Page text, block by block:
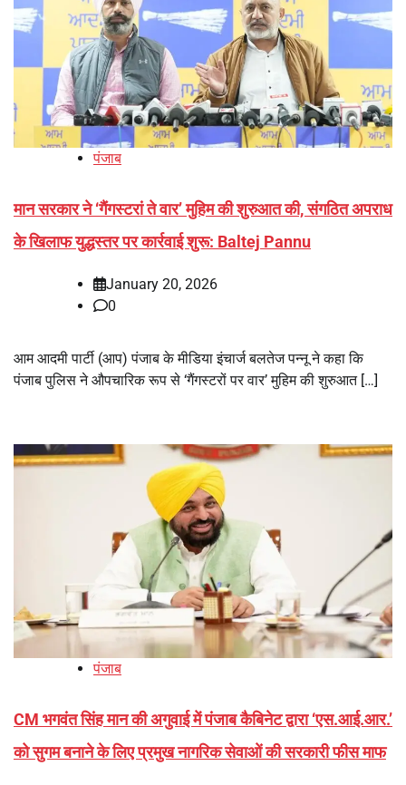
पंजाब
मान सरकार ने ‘गैंगस्टरां ते वार’ मुहिम की शुरुआत की, संगठित अपराध
के खिलाफ युद्धस्तर पर कार्रवाई शुरू: Baltej Pannu
January 20, 2026
0
आम आदमी पार्टी (आप) पंजाब के मीडिया इंचार्ज बलतेज पन्नू ने कहा कि
पंजाब पुलिस ने औपचारिक रूप से ‘गैंगस्टरों पर वार’ मुहिम की शुरुआत […]
पंजाब
CM भगवंत सिंह मान की अगुवाई में पंजाब कैबिनेट द्वारा ‘एस.आई.आर.’
को सुगम बनाने के लिए प्रमुख नागरिक सेवाओं की सरकारी फीस माफ